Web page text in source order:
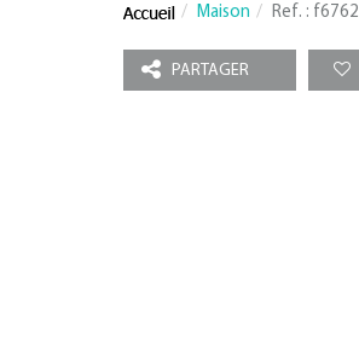
Maison Ref. : f6762
PARTAGER